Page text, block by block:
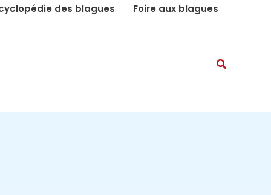
des blagues Foire aux blagues